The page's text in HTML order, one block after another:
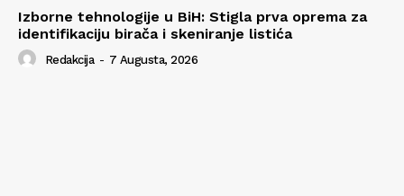
Izborne tehnologije u BiH: Stigla prva oprema za
identifikaciju birača i skeniranje listića
Redakcija - 7 Augusta, 2026